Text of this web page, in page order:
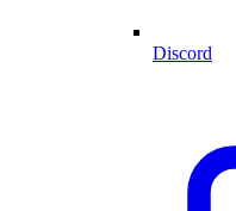
Discord